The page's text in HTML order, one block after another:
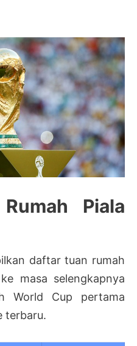
Piala
daftar tuan rumah
masa selengkapnya
World Cup pertama
terbaru.